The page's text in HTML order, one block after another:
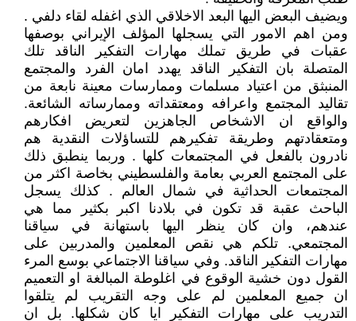
ويضيف البعض اليها البعد الاخلاقي الذي اغفله لقاء دلفي .
ومن اهم الامور التي يسجلها المؤلف الإيراني بوصفها
عقبات في طريق تملك مهارات التفكير الناقد تلك
المتصلة بان التفكير الناقد يهدد امان الفرد والمجتمع
المنبثق من اعتياد مسلمات وممارسات معينة نابعة من
تقاليد المجتمع واعرافه ومعتقداته وممارساته الشائعة.
والواقع ان الاشخاص الجاهزين لتعريض افكارهم
ومتعقادتهم وطريقة تفكيرهم للتساؤلات النقدية هم
نادرون بالفعل في المجتمعات كلها . وربما ينطبق ذلك
على المجتمع العربي بعامة والفلسطيني بخاصة اكثر من
المجتمعات الحداثية في شمال العالم . كذلك يسجل
الباحث عقبة قد تكون في بلادنا اكبر بكثير مما هي
عندهم، وان كان ينظر اليها باستهانة في سياقنا
المجتمعي. تلكم هي نقص المعلمين والمدربين على
مهارات التفكير الناقد. وفي سياقنا الاجتماعي بوسع المرء
القول دون خشية الوقوع في اغلوطة المبالغة او التعميم
ان جميع المعلمين لم على وجه التقريب لم يتلقوا
التدريب على مهارات التفكير ايا كان شكلها. بل ان